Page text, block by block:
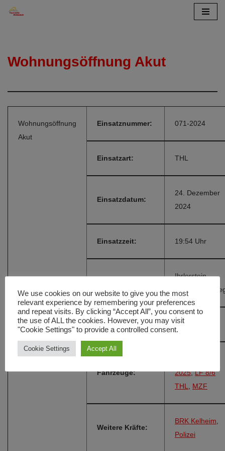
springen
Wohnungsöffnung Akut
Wohnungsöffnung
Akut
Einsatznummer: 071-2024
Einsatzart: THL
Einsatzdatum:
24. Dezember
2024
Einsatzzeit: 19:54 Uhr
Ihrlerstein,
Alarmierungsart: FME
Fahrzeuge:
2025,LF 8/6
THL
MZF
Weitere Kräfte:
BRK Kelheim
Polizei
We use cookies on our website to give you the most
relevant experience by remembering your preferences
and repeat visits. By clicking “Accept All”, you consent to
the use of ALL the cookies. However, you may visit
"Cookie Settings" to provide a controlled consent.
Cookie Settings Accept All